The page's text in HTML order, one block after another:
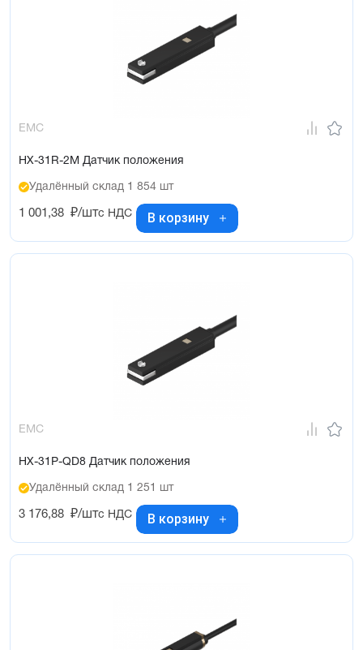
EMC
HX-31R-2M Датчик положения
Удалённый склад 1 854 шт
1 001,38 ₽/штс НДС В корзину
EMC
HX-31P-QD8 Датчик положения
Удалённый склад 1 251 шт
3 176,88 ₽/штс НДС В корзину